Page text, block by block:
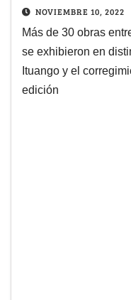
NOVIEMBRE 10, 2022
Más de 30 obras
se exhibieron en
Ituango y el
edición